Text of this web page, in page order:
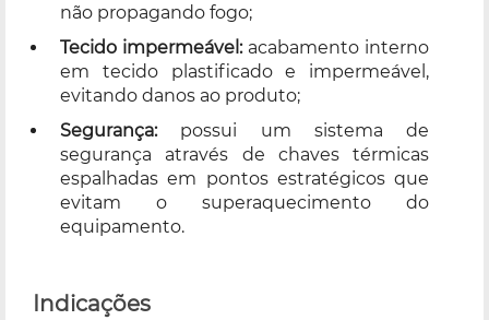
não propagando fogo;
Tecido impermeável:acabamento interno
em tecido plastificado e impermeável,
evitando danos ao produto;
Segurança:possui um sistema de
segurança através de chaves térmicas
espalhadas em pontos estratégicos que
evitam o superaquecimento do
equipamento.
Indicações